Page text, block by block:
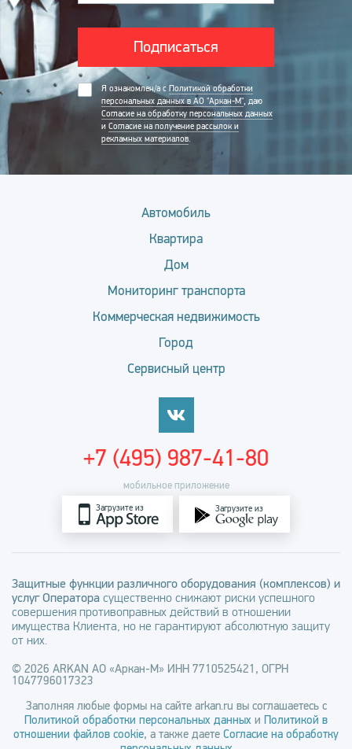
Подписаться
Я ознакомлен/а с Политикой обработки
персональных данных в АО "Аркан-М", даю
Согласие на обработку персональных данных
и Согласие на получение рассылок и
рекламных материалов.
Автомобиль
Квартира
Дом
Мониторинг транспорта
Коммерческая недвижимость
Город
Сервисный центр
мобильное приложение
Загрузите из Загрузите из
+7 (495) 987-41-80
Защитные функции различного оборудования (комплексов) и
услуг Оператора существенно снижают риски успешного
совершения противоправных действий в отношении
имущества Клиента, но не гарантируют абсолютную защиту
от них.
© 2026 ARKAN АО «Аркан-М» ИНН 7710525421, ОГРН
1047796017323
Заполняя любые формы на сайте arkan.ru вы соглашаетесь с
Политикой обработки персональных данных и Политикой в
отношении файлов cookie, а также даете Согласие на обработку